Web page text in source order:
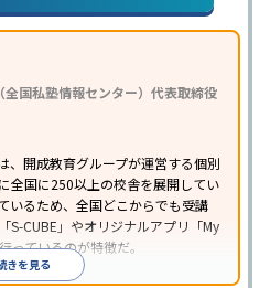
応
授業の振替可能学習にPC・タブレッ
イン対応
全国私塾情報センター）代表取締役
、開成教育グループが運営する個別
全国に250以上の校舎を展開してい
いるため、全国どこからでも受講
S-CUBE」やオリジナルアプリ「My
っているのが特徴だ。
きを見る